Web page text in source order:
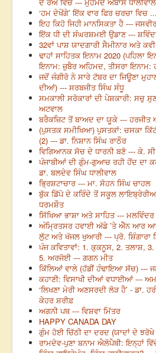
‘ਹਮ ਦੇਖੇਂਗੇ’ ਇੱਕ ਵਾਰ ਫਿਰ ਚਰਚਾ ਵਿਚ
ਇਹ ਕਿਹੋ ਜਿਹੀ ਮਾਨਸਿਕਤਾ ਹੈ ---
ਇੱਕ ਧੀ ਦੀ ਸੰਘਰਸ਼ਮਈ ਉਡਾਣ ---
32ਵਾਂ ਪਾਸ਼ ਯਾਦਗਾਰੀ ਸੈਮੀਨਾਰ ਅਤੇ
ਢਾਹਾਂ ਸਾਹਿਤਕ ਇਨਾਮ 2020 (ਪਹਿਲਾ
ਇਨਾਮ: ਜ਼ੁਬੈਰ ਅਹਿਮਦ, ਤੀਸਰਾ ਇਨਾਮ:
ਜਦੋਂ ਜੰਗੀਰੋ ਨੇ ਸਾਰੇ ਟੱਬਰ ਦਾ ਜਿਊਣਾ
ਦੀਆਂ) --- ਸਰਬਜੀਤ ਸਿੰਘ ਸੰਧੂ
ਸਮਕਾਲੀ ਸਰੋਕਾਰਾਂ ਦੀ ਪੇਸ਼ਕਾਰੀ: ਸਚੁ
ਅਟਵਾਲ
ਬਰੈਕਜ਼ਿਟ ਤੋਂ ਬਾਅਦ ਦਾ ਯੂਕੇ --- ਹਰਜੀਤ
(ਪੁਸਤਕ ਸਮੀਖਿਆ) ਪੁਸਤਕਾਂ: ਚਸਕਾ
(2) --- ਡਾ. ਨਿਸ਼ਾਨ ਸਿੰਘ ਰਾਠੌਰ
ਵਿਗਿਆਨਕ ਸੋਚ ਦੇ ਧਾਰਨੀ ਬਣੋ --- ਕੇ.
ਪੰਜਾਬੀਆਂ ਦੀ ਗੁੰਮ-ਗੁਆਚ ਰਹੀ ਹੋਂਦ ਦਾ
ਡਾ. ਬਲਦੇਵ ਸਿੰਘ ਧਾਲੀਵਾਲ
ਭ੍ਰਿਸ਼ਟਾਚਾਰ --- ਮਾ. ਸੋਹਨ ਸਿੰਘ ਚਾਹਲ
ਬੁੱਕ ਡਿੱਪੋ ਦੇ ਕਰਿੰਦੇ ਤੋਂ ਸਕੂਲ
ਧਰਮਸ਼ੌਤ
ਸਿੱਖਿਆ ਭਾਸ਼ਾ ਅਤੇ ਸਾਹਿਤ --- ਮਲਵਿੰਦਰ
ਅੰਮ੍ਰਿਤਸਰ ਹਵਾਈ ਅੱਡੇ ’ਤੇ ਐੱਨ ਆਰ
ਲੁੱਟ ਅਤੇ ਖੱਜਲ ਖੁਆਰੀ --- ਪ੍ਰੋ. ਸ਼ਿੰਗਾਰਾ
ਪੰਜ ਕਵਿਤਾਵਾਂ: 1. ਕੁਕਨੂਸ, 2. ਤਲਾਸ਼,
5. ਅਰਜੋਈ --- ਗਗਨ ਮੀਤ
ਕਿੱਲਿਆਂ ਵਾਲੇ (ਹੱਡੀਂ ਹੰਢਾਇਆ ਸੱਚ) ---
ਕਹਾਣੀ: ਵਿਸਾਖੀ ਦੀਆਂ ਵਧਾਈਆਂ ---
‘ਲਿਖਣਾ ਮੇਰੀ ਅਣਸਰਦੀ ਲੋੜ ਹੈ’ - ਡਾ.
ਕੇਹਰ ਸ਼ਰੀਫ਼
ਅਗਨੀ ਪਥ --- ਵਿਸ਼ਵਾ ਮਿੱਤਰ
HAPPY CANADA DAY
ਗੁੰਮ ਹੋਈ ਚਿੱਠੀ ਦਾ ਦਰਦ (ਯਾਦਾਂ ਦੇ ਝਰੋਖੇ
ਰਾਮਦੇਵ-ਪੁਣਾ ਬਨਾਮ ਐਲੋਪੈਥੀ: ਇਨ੍ਹਾਂ